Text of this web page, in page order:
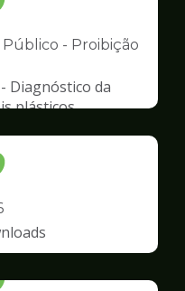
- Proibição
Diagnóstico da
plásticos